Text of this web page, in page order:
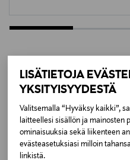
LISÄTIETOJA
YKSITYISYYDESTÄ
Valitsemalla “Hyväksy kaikki”,
laitteellesi sisällön ja mainosten
ominaisuuksia sekä liikenteen
evästeasetuksiasi milloin
linkistä.
Lilla Bommen 1, 411 04
Digitaalinen osoite
info@gant.com
LISÄÄ
TUOTTEITA